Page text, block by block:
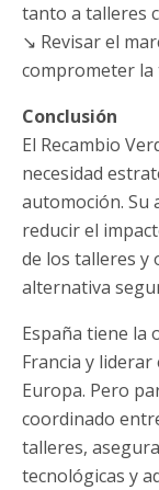
tanto a talleres
↘ Revisar el
comprometer la
Conclusión
El Recambio
necesidad
automoción. Su
reducir el
de los talleres y
alternativa
España tiene la
Francia y
Europa. Pero
coordinado
talleres,
tecnológicas y